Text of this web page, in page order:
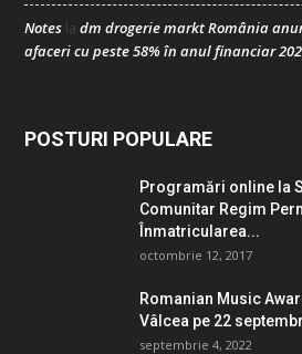
Notes la dm drogerie markt România
afaceri cu peste 58% în anul financiar
POSTURI POPULARE
Programări online la
Comunitar Regim
Înmatricularea...
octombrie 12, 2017
Romanian Music
Vâlcea pe 22
septembrie 4, 2022